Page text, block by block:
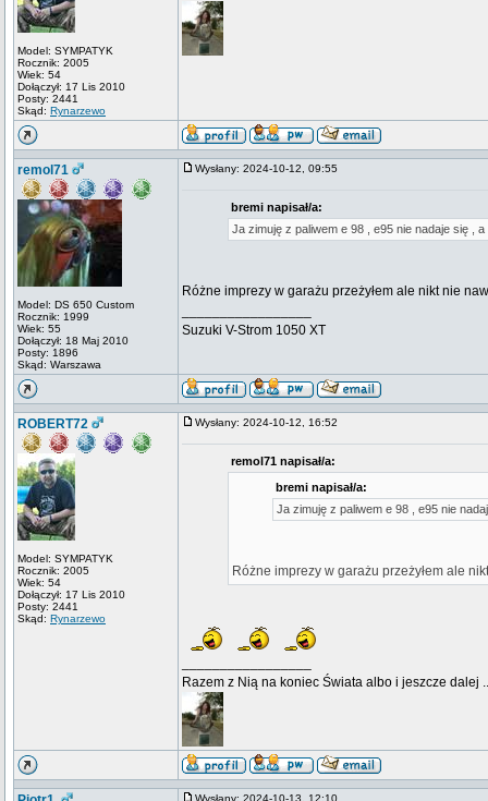
Model: SYMPATYK
Rocznik: 2005
Wiek: 54
Dołączył: 17 Lis 2010
Posty: 2441
Skąd: Rynarzewo
remol71
Model: DS 650 Custom
Rocznik: 1999
Wiek: 55
Dołączył: 18 Maj 2010
Posty: 1896
Skąd: Warszawa
Wysłany: 2024-10-12, 09:55
bremi napisał/a:
Ja zimuję z paliwem e 98 , e95 nie nadaje się ,
Różne imprezy w garażu przeżyłem ale nikt nie
Suzuki V-Strom 1050 XT
ROBERT72
Model: SYMPATYK
Rocznik: 2005
Wiek: 54
Dołączył: 17 Lis 2010
Posty: 2441
Skąd: Rynarzewo
Wysłany: 2024-10-12, 16:52
remol71 napisał/a:
bremi napisał/a:
Ja zimuję z paliwem e 98 , e95 nie
Różne imprezy w garażu przeżyłem ale
Razem z Nią na koniec Świata albo i jeszcze dalej
Wysłany: 2024-10-13, 12:10